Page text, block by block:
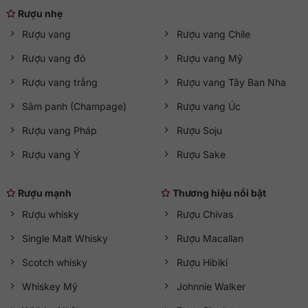
một cột mốc quan trọng trong hành trình sáng tạo của ông.
Thành phẩm cuối cùng là một chai Whisky gần như không
thể trộn lẫn: mang đến trải nghiệm độc đáo như thể bạn
đang thưởng thức hai loại rượu Whisky và Rum cùng lúc,
Rượu nhẹ
Rượu vang
Rượu vang đỏ
Rượu vang trắng
Sâm panh (Champage)
Rượu vang Pháp
Rượu vang Ý
Rượu vang Chile
Rượu vang Mỹ
Rượu vang Tây Ban Nha
Rượu vang Úc
Rượu Soju
Rượu Sake
Rượu mạnh
Rượu whisky
Single Malt Whisky
Scotch whisky
Whiskey Mỹ
Thương hiệu nổi bật
Rượu Chivas
Rượu Macallan
Rượu Hibiki
Johnnie Walker